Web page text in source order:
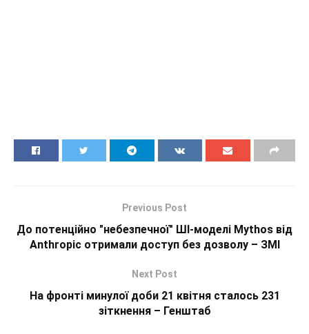
Previous Post
До потенційно "небезпечної" ШІ-моделі Mythos від
Anthropic отримали доступ без дозволу – ЗМІ
Next Post
На фронті минулої доби 21 квітня сталось 231
зіткнення – Генштаб